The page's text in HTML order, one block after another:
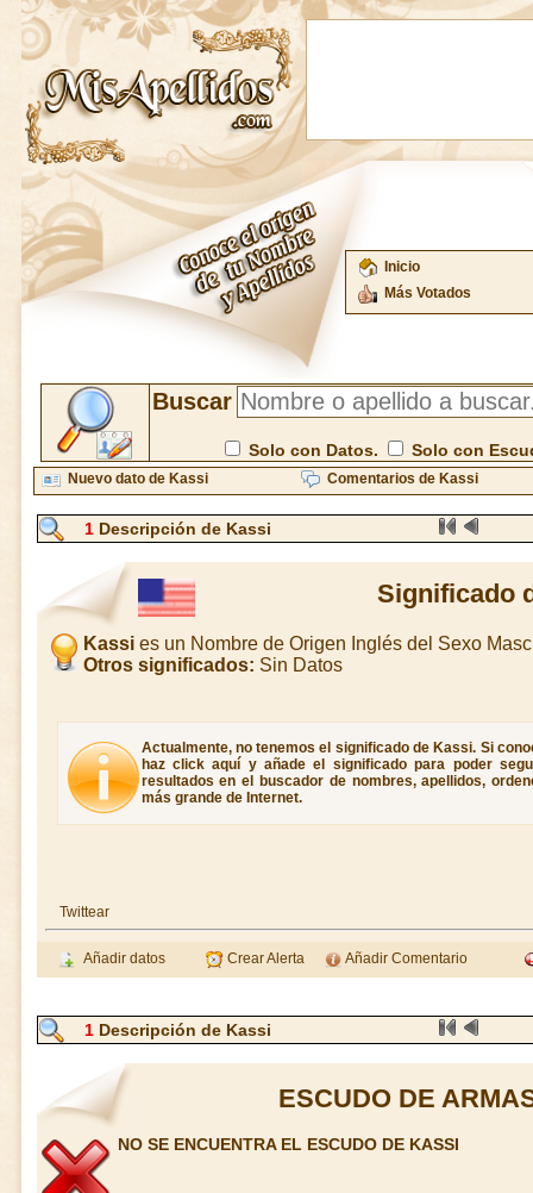
Inicio
Más Votados
Buscar
Solo con Datos. Solo con
Nuevo dato de Kassi Comentarios de Kassi
1 Descripción de Kassi
Significado
Kassies un Nombre de Origen Inglés del Sexo
Otros significados: Sin Datos
Actualmente, no tenemos el significado de Kassi. Si
haz click aquí y añade el significado para poder
resultados en el buscador de nombres, apellidos,
más grande de Internet.
Twittear
Añadir datos Crear Alerta Añadir Comentario
1 Descripción de Kassi
ESCUDO DE
NO SE ENCUENTRA EL ESCUDO DE KASSI